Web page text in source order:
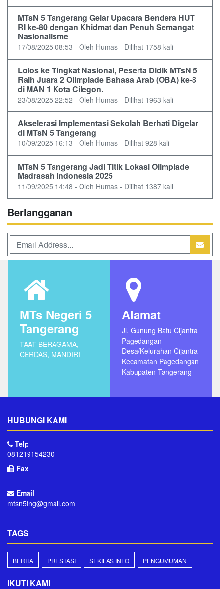
MTsN 5 Tangerang Gelar Upacara Bendera HUT
RI ke-80 dengan Khidmat dan Penuh Semangat
Nasionalisme
17/08/2025 08:53 - Oleh Humas - Dilihat 1758 kali
Lolos ke Tingkat Nasional, Peserta Didik MTsN 5
Raih Juara 2 Olimpiade Bahasa Arab (OBA) ke-8
di MAN 1 Kota Cilegon.
23/08/2025 22:52 - Oleh Humas - Dilihat 1963 kali
Akselerasi Implementasi Sekolah Berhati Digelar
di MTsN 5 Tangerang
10/09/2025 16:13 - Oleh Humas - Dilihat 928 kali
MTsN 5 Tangerang Jadi Titik Lokasi Olimpiade
Madrasah Indonesia 2025
11/09/2025 14:48 - Oleh Humas - Dilihat 1387 kali
Berlangganan
MTs Negeri 5
Tangerang
TAAT BERAGAMA,
CERDAS, MANDIRI
Alamat
Jl. Gunung Batu Cijantra
Pagedangan
Desa/Kelurahan Cijantra
Kecamatan Pagedangan
Kabupaten Tangerang
HUBUNGI KAMI
Telp
081219154230
Fax
-
Email
mtsn5tng@gmail.com
TAGS
BERITA PRESTASI SEKILAS INFO PENGUMUMAN
IKUTI KAMI